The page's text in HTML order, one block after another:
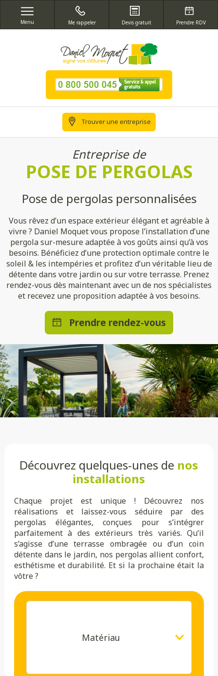
Menu Me rappeler Devis gratuit Prendre RDV
Trouver une entreprise
Entreprise de
POSE DE PERGOLAS
Pose de pergolas personnalisées
Vous rêvez d’un espace extérieur élégant et agréable à
vivre ? Daniel Moquet vous propose l’installation d’une
pergola sur-mesure adaptée à vos goûts ainsi qu’à vos
besoins. Bénéficiez d’une protection optimale contre le
soleil & les intempéries et profitez d’un véritable lieu de
détente dans votre jardin ou sur votre terrasse. Prenez
rendez-vous dès maintenant avec un de nos spécialistes
et recevez une proposition adaptée à vos besoins.
Prendre rendez-vous
Découvrez quelques-unes de nos
installations
Chaque projet est unique ! Découvrez nos
réalisations et laissez-vous séduire par des
pergolas élégantes, conçues pour s’intégrer
parfaitement à des extérieurs très variés. Qu’il
s’agisse d’une terrasse ombragée ou d’un coin
détente dans le jardin, nos pergolas allient confort,
esthétisme et durabilité. Et si la prochaine était la
vôtre ?
Matériau